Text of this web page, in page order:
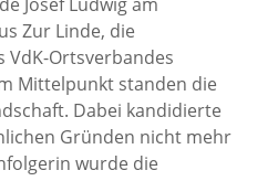
Zur Linde, die
VdK-Ortsverbandes
Mittelpunkt standen die
Dabei kandidierte
Gründen nicht mehr
wurde die